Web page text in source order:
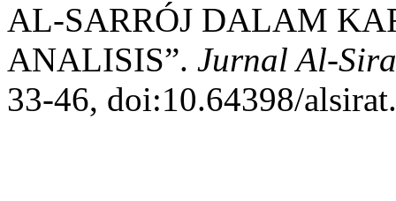
AL-SARRÓJ DALAM
ANALISIS”. Jurnal Al-
33-46, doi:10.64398/